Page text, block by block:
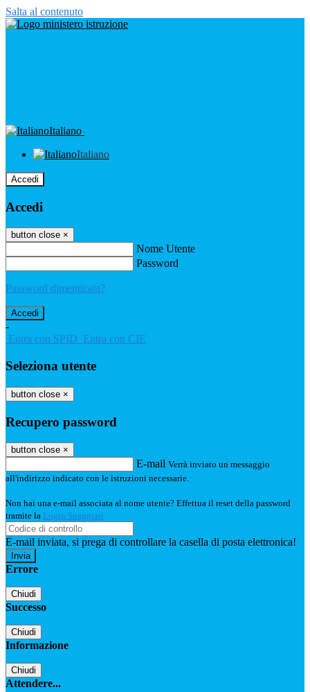
Salta al contenuto
Italiano
Italiano
Accedi
Accedi
button close ×
Nome Utente
Password
Password dimenticata?
-
Entra con SPID Entra con CIE
Seleziona utente
button close ×
Recupero password
button close ×
E-mail Verrà inviato un messaggio
all'indirizzo indicato con le istruzioni necessarie.
Non hai una e-mail associata al nome utente? Effettua il reset della password
tramite la Login Spaggiari
E-mail inviata, si prega di controllare la casella di posta elettronica!
Errore
Chiudi
Successo
Chiudi
Informazione
Chiudi
Attendere...